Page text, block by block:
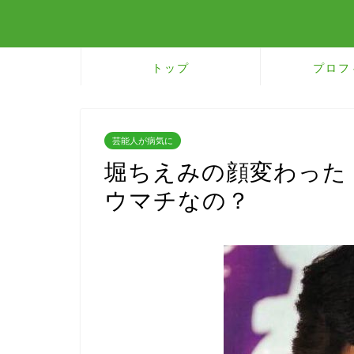
トップ プロ
芸能人が病気に
堀ちえみの顔変わっ
ウマチなの？